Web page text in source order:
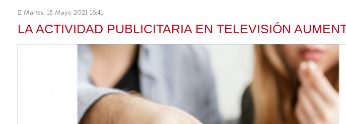
Martes, 18 Mayo 2021 16:41
LA ACTIVIDAD PUBLICITARIA EN TELEVISIÓN